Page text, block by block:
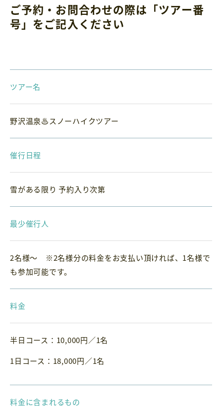
ご予約・お問合わせの際は「ツアー番
号」をご記入ください
ツアー名
野沢温泉♨スノーハイクツアー
催行日程
雪がある限り 予約入り次第
最少催行人
2名様～ ※2名様分の料金をお支払い頂ければ、1名様で
も参加可能です。
料金
半日コース：10,000円／1名
1日コース：18,000円／1名
料金に含まれるもの